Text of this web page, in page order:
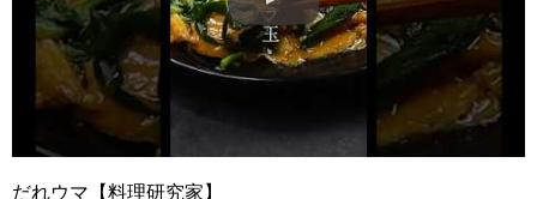
だれウマ【料理研究家】